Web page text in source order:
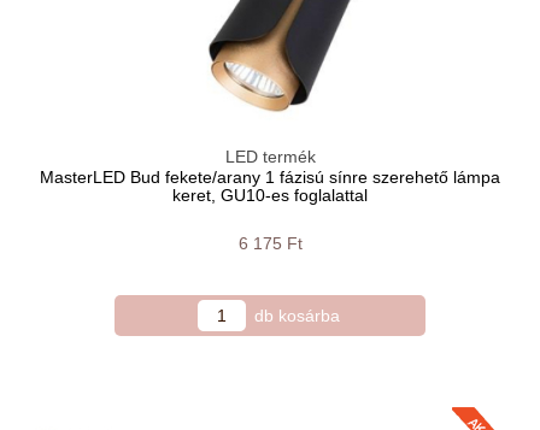
LED termék
MasterLED Bud fekete/arany 1 fázisú sínre szerehető lámpa
keret, GU10-es foglalattal
6 175 Ft